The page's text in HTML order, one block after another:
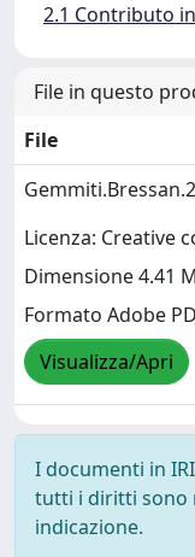
2.1 Contributo
File in questo
File
Licenza: Creative
Dimensione 4.41
Formato Adobe
Visualizza/Apri
I documenti in
tutti i diritti sono
indicazione.